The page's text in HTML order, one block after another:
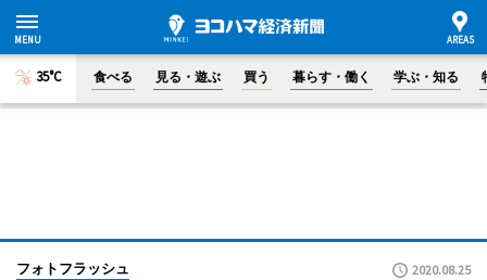
35°C 食べる 見る・遊ぶ 買う 暮らす・働く 学ぶ・知る
フォトフラッシュ 2020.08.25